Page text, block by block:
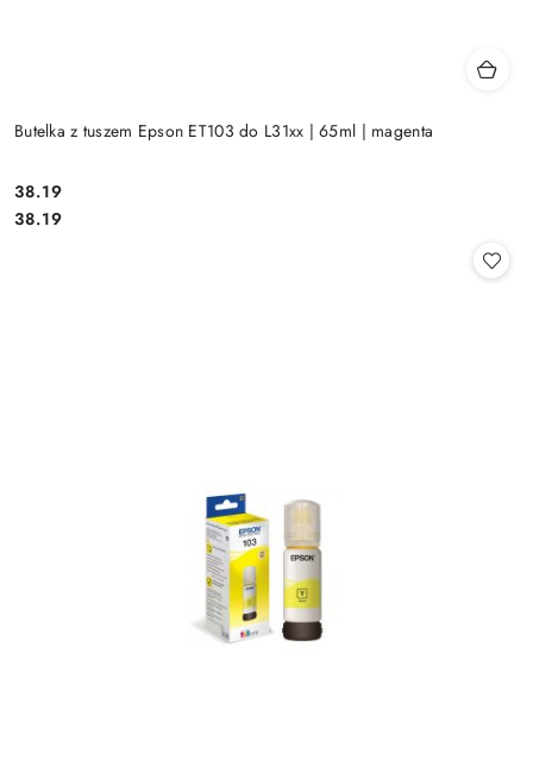
Butelka z tuszem Epson ET103 do L31xx | 65ml | magenta
Cena:
38.19
Cena:
38.19